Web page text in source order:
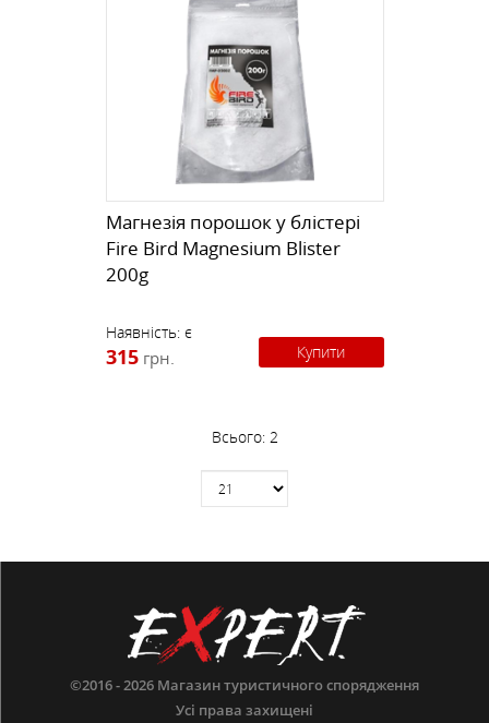
Магнезія порошок у блістері
Fire Bird Magnesium Blister
200g
Наявність: є
315 грн. Купити
Всього: 2
©2016 - 2026 Магазин туристичного спорядження
Усі права захищені